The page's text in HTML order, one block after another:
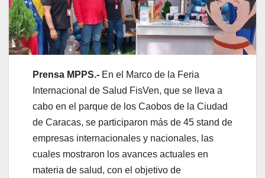
Prensa MPPS.- En el Marco de la Feria
Internacional de Salud FisVen, que se lleva a
cabo en el parque de los Caobos de la Ciudad
de Caracas, se participaron más de 45 stand de
empresas internacionales y nacionales, las
cuales mostraron los avances actuales en
materia de salud, con el objetivo de